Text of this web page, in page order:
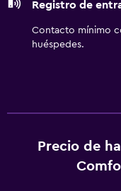
piscina al aire libre
Registro de
Contacto mínimo
huéspedes.
Precio de